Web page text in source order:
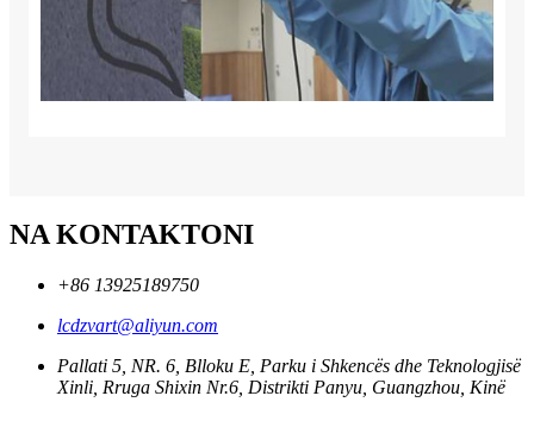
NA KONTAKTONI
+86 13925189750
lcdzvart@aliyun.com
Pallati 5, NR. 6, Blloku E, Parku i Shkencës dhe Teknologjisë
Xinli, Rruga Shixin Nr.6, Distrikti Panyu, Guangzhou, Kinë